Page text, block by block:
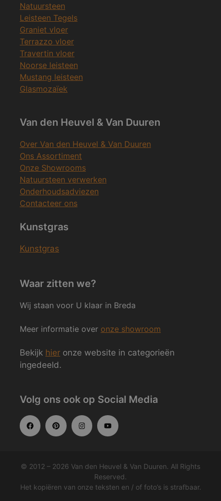
Natuursteen
Leisteen Tegels
Graniet vloer
Terrazzo vloer
Travertin vloer
Noorse leisteen
Mustang leisteen
Glasmozaïek
Van den Heuvel & Van Duuren
Over Van den Heuvel & Van Duuren
Ons Assortiment
Onze Showrooms
Natuursteen verwerken
Onderhoudsadviezen
Contacteer ons
Kunstgras
Kunstgras
Waar zitten we?
Wij staan voor U klaar in Breda
Meer informatie over onze showroom
Bekijk hier onze website in categorieën
ingedeeld.
Volg ons ook op Social Media
© 2012 – 2026 Van den Heuvel & Van Duuren. All Rights
Reserved.
Het kopiëren van onze teksten en / of foto’s is strafbaar.